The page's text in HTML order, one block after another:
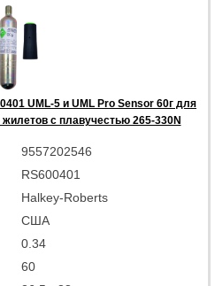
UML-5 и UML Pro Sensor 60г для
с плавучестью 265-330N
9557202546
RS600401
Halkey-Roberts
США
0.34
60